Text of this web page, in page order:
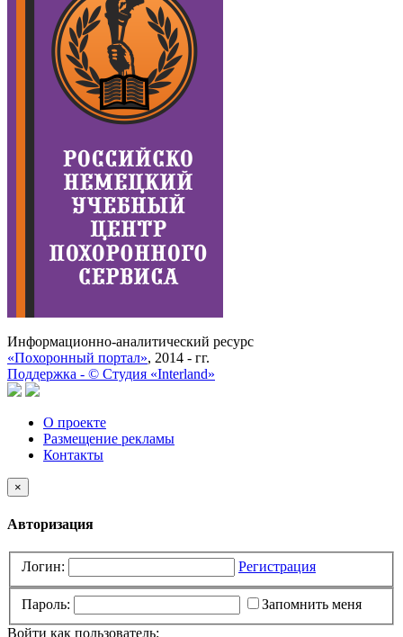
Информационно-аналитический ресурс
«Похоронный портал», 2014 - гг.
Поддержка - © Cтудия «Interland»
О проекте
Размещение рекламы
Контакты
×
Авторизация
Логин: Регистрация
Пароль:
Запомнить меня
Войти как пользователь: